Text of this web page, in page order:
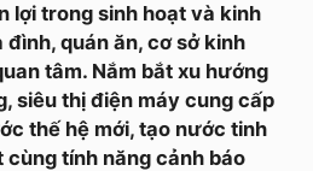
lợi trong sinh hoạt và kinh
quán ăn, cơ sở kinh
tâm. Nắm bắt xu hướng
siêu thị điện máy cung cấp
thế hệ mới, tạo nước tinh
tính năng cảnh báo